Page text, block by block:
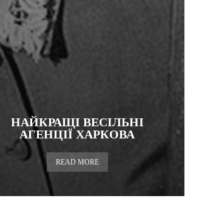
НАЙКРАЩІ ВЕСІЛЬНІ
АГЕНЦІЇ ХАРКОВА
READ MORE